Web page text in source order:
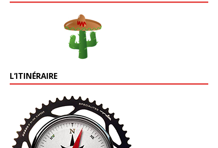
L’ITINÉRAIRE